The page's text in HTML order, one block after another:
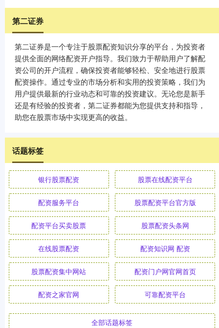
第二证券
第二证券是一个专注于股票配资知识分享的平台，为投资者
提供全面的网络配资开户指导。我们致力于帮助用户了解配
资公司的开户流程，确保投资者能够轻松、安全地进行股票
配资操作。通过专业的市场分析和实用的投资策略，我们为
用户提供最新的行业动态和可靠的投资建议。无论您是新手
还是有经验的投资者，第二证券都能为您提供支持和指导，
助您在股票市场中实现更高的收益。
话题标签
银行股票配资 股票在线配资平台
配资服务平台 股票配资平台官方版
配资平台买卖股票 股票配资头条网
在线股票配资 配资知识网 配资
股票配资集中网站 配资门户网官网首页
配资之家官网 可靠配资平台
全部话题标签